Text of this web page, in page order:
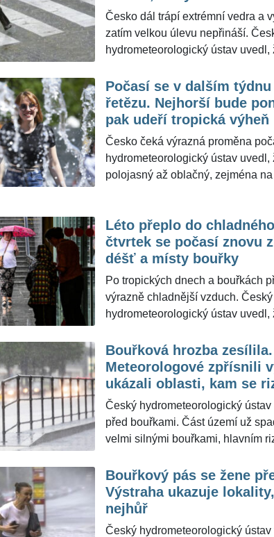
opravdu extrémních veder a její
doprovodí silné bouřky, které se
celé území.
nezachrání
Česko dál trápí extrémní vedra a
zatím velkou úlevu nepřináší.
hydrometeorologický ústav
část území, mohou ale být
zejména na západě,
sobotu se s přechodem studené
na větší části republiky.
Meteocentrum.cz pro
současná vlna veder se podobá
června a modely znovu koketují s
Počasí se v dalším
řetězu. Nejhorší bude
pak udeří tropická výheň
Česko čeká výrazná proměna
hydrometeorologický ústav
polojasný až oblačný, zejména
z portálu Meteocentrum.cz pro
doplnili, že o víkendu se vrátí
počasí, začátek týdne ale přinese
bouřkami. Poté se má do střední
velmi teplý vzduch a ve druhé
maxima místy vystoupat až na 35
Léto přeplo do
čtvrtek se počasí znovu
déšť a místy bouřky
Po tropických dnech a bouřkách
výrazně chladnější vzduch. Český
hydrometeorologický ústav uvedl,
nulu, místy až k minus čtyřem
Meteorologové z portálu
ŽivotvČesku.cz doplnili, že
týden bude chladný, převážně
změna dorazí ve čtvrtek, kdy má
spláchnout déšť.
Bouřková hrozba zesílila.
Meteorologové zpřísnili
ukázali oblasti, kam se
Český hydrometeorologický
před bouřkami. Část území už
velmi silnými bouřkami, hlavním
kroupy. Meteorologové z portálu
ŽivotvČesku.cz uvedli, že přes
studená fronta, která se s
velkém stylu.
Bouřkový pás se žene
Výstraha ukazuje
nejhůř
Český hydrometeorologický ústav